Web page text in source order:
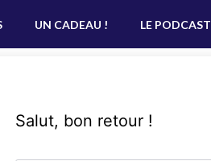
UN CADEAU ! LE PODCAST
Salut, bon retour !